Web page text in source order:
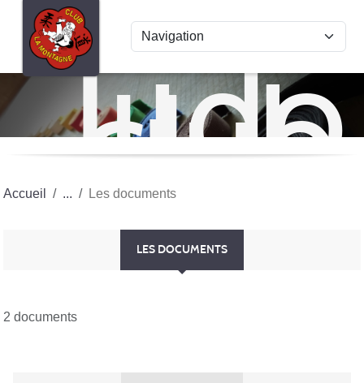
Judo
club
La
Accueil Les documents
LES DOCUMENTS
2 documents
Panneau de gestion des cookies